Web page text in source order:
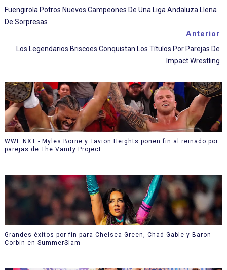
Fuengirola Potros Nuevos Campeones De Una Liga Andaluza Llena
De Sorpresas
Anterior
Los Legendarios Briscoes Conquistan Los Títulos Por Parejas De
Impact Wrestling
WWE NXT - Myles Borne y Tavion Heights ponen fin al reinado por
parejas de The Vanity Project
Grandes éxitos por fin para Chelsea Green, Chad Gable y Baron
Corbin en SummerSlam